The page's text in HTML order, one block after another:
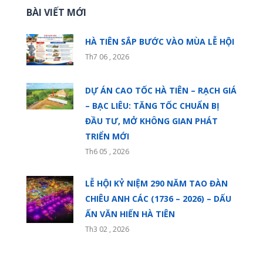
BÀI VIẾT MỚI
HÀ TIÊN SẮP BƯỚC VÀO MÙA LỄ HỘI
Th7 06 , 2026
DỰ ÁN CAO TỐC HÀ TIÊN – RẠCH GIÁ
– BẠC LIÊU: TĂNG TỐC CHUẨN BỊ
ĐẦU TƯ, MỞ KHÔNG GIAN PHÁT
TRIỂN MỚI
Th6 05 , 2026
LỄ HỘI KỶ NIỆM 290 NĂM TAO ĐÀN
CHIÊU ANH CÁC (1736 – 2026) – DẤU
ẤN VĂN HIẾN HÀ TIÊN
Th3 02 , 2026